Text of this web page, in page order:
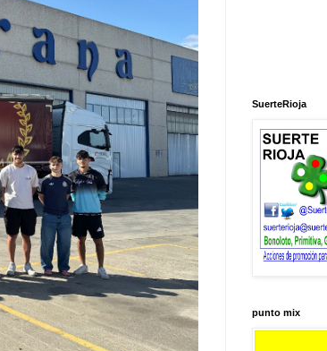
SuerteRioja
punto mix